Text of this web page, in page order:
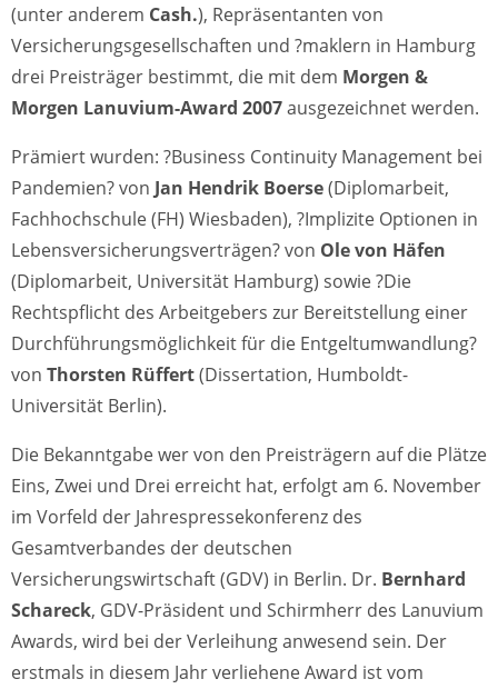
(unter anderem Cash.), Repräsentanten von
Versicherungsgesellschaften und ?maklern in Hamburg
drei Preisträger bestimmt, die mit dem Morgen &
Morgen Lanuvium-Award 2007ausgezeichnet werden.
Prämiert wurden: ?Business Continuity Management bei
Pandemien? von Jan Hendrik Boerse(Diplomarbeit,
Fachhochschule (FH) Wiesbaden), ?Implizite Optionen in
Lebensversicherungsverträgen? von Ole von Häfen
(Diplomarbeit, Universität Hamburg) sowie ?Die
Rechtspflicht des Arbeitgebers zur Bereitstellung einer
Durchführungsmöglichkeit für die Entgeltumwandlung?
von Thorsten Rüffert(Dissertation, Humboldt-
Universität Berlin).
Die Bekanntgabe wer von den Preisträgern auf die Plätze
Eins, Zwei und Drei erreicht hat, erfolgt am 6. November
im Vorfeld der Jahrespressekonferenz des
Gesamtverbandes der deutschen
Versicherungswirtschaft (GDV) in Berlin. Dr. Bernhard
Schareck, GDV-Präsident und Schirmherr des Lanuvium
Awards, wird bei der Verleihung anwesend sein. Der
erstmals in diesem Jahr verliehene Award ist vom